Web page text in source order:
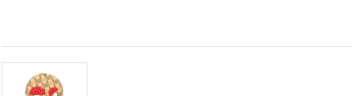
afișa
conținut și
reclame